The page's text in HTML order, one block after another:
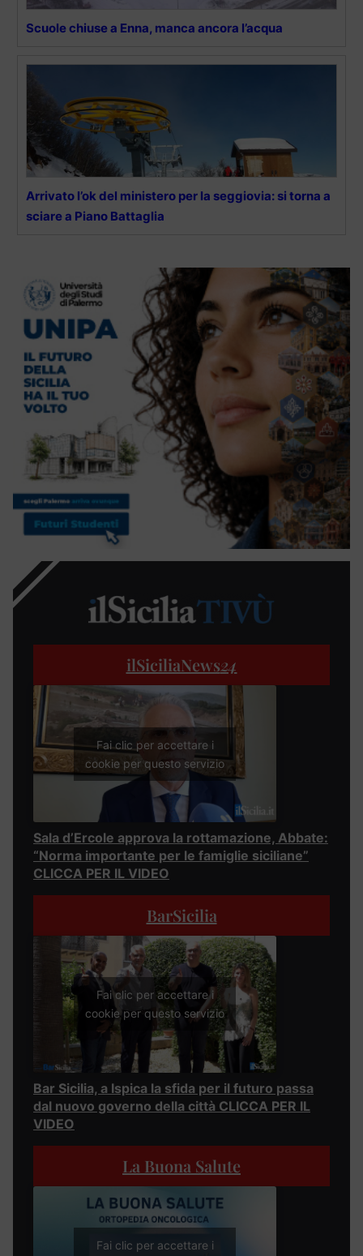
Scuole chiuse a Enna, manca ancora l’acqua
Arrivato l’ok del ministero per la seggiovia: si torna a
sciare a Piano Battaglia
ilSiciliaNews24
Fai clic per accettare i
cookie per questo servizio
Sala d’Ercole approva la rottamazione, Abbate:
“Norma importante per le famiglie siciliane”
CLICCA PER IL VIDEO
BarSicilia
Fai clic per accettare i
cookie per questo servizio
Bar Sicilia, a Ispica la sfida per il futuro passa
dal nuovo governo della città CLICCA PER IL
VIDEO
La Buona Salute
Fai clic per accettare i